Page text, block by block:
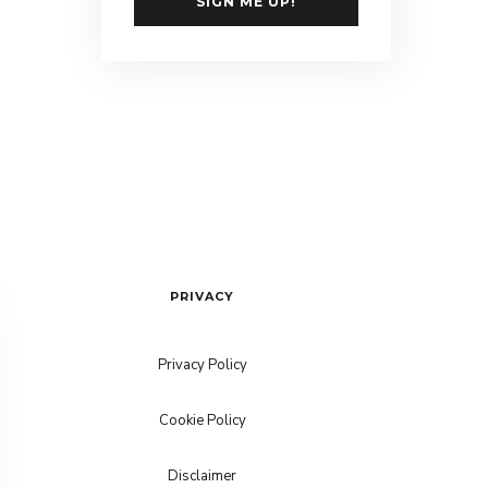
PRIVACY
Privacy Policy
Cookie Policy
Disclaimer